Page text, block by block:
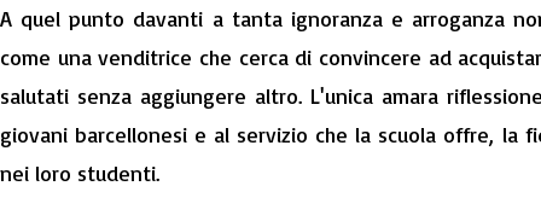
A quel punto davanti a tanta ignoranza e arroganza
come una venditrice che cerca di convincere ad
salutati senza aggiungere altro. L'unica amara
giovani barcellonesi e al servizio che la scuola offre, la
nei loro studenti.